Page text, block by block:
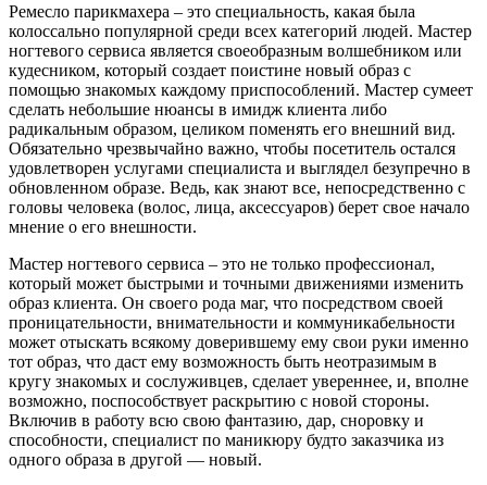
Ремесло парикмахера – это специальность, какая была
колоссально популярной среди всех категорий людей. Мастер
ногтевого сервиса является своеобразным волшебником или
кудесником, который создает поистине новый образ с
помощью знакомых каждому приспособлений. Мастер сумеет
сделать небольшие нюансы в имидж клиента либо
радикальным образом, целиком поменять его внешний вид.
Обязательно чрезвычайно важно, чтобы посетитель остался
удовлетворен услугами специалиста и выглядел безупречно в
обновленном образе. Ведь, как знают все, непосредственно с
головы человека (волос, лица, аксессуаров) берет свое начало
мнение о его внешности.
Мастер ногтевого сервиса – это не только профессионал,
который может быстрыми и точными движениями изменить
образ клиента. Он своего рода маг, что посредством своей
проницательности, внимательности и коммуникабельности
может отыскать всякому доверившему ему свои руки именно
тот образ, что даст ему возможность быть неотразимым в
кругу знакомых и сослуживцев, сделает увереннее, и, вполне
возможно, поспособствует раскрытию с новой стороны.
Включив в работу всю свою фантазию, дар, сноровку и
способности, специалист по маникюру будто заказчика из
одного образа в другой — новый.